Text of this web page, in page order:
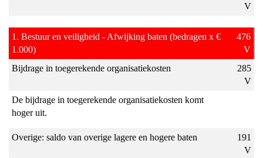
V
1. Bestuur en veiligheid - Afwijking baten (bedragen x €
1.000)
476
V
Bijdrage in toegerekende organisatiekosten
285
V
De bijdrage in toegerekende organisatiekosten komt
hoger uit.
Overige: saldo van overige lagere en hogere baten
191
V